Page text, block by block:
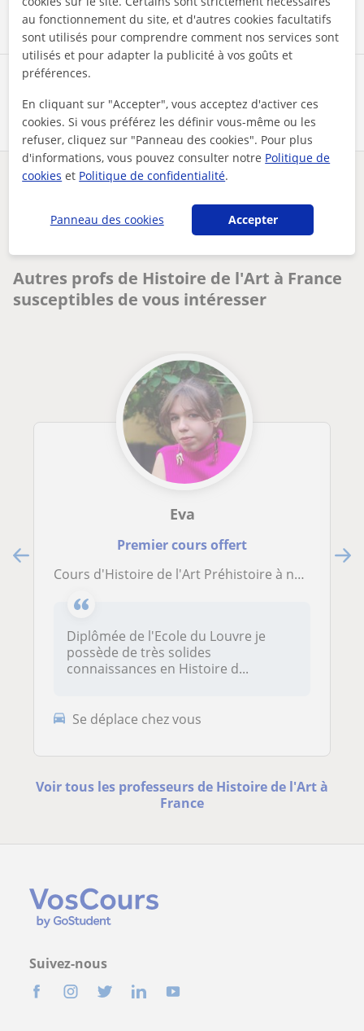
Partagez ce professeur
Des problèmes avec ce profil ?Signalez-le
Vos cours particuliers
Histoire de l'Art
Autres profs de Histoire de l'Art à France
susceptibles de vous intéresser
Eva
Premier cours offert
Cours d'Histoire de l'Art Préhistoire à nos jours. Spécialité temps modernes et études post coloniales
Diplômée de l'Ecole du Louvre je
possède de très solides
connaissances en Histoire d...
Se déplace chez vous
Voir tous les professeurs de Histoire de l'Art à
France
Suivez-nous
au fonctionnement du site, et d'autres cookies facultatifs
sont utilisés pour comprendre comment nos services sont
utilisés et pour adapter la publicité à vos goûts et
préférences.
En cliquant sur "Accepter", vous acceptez d'activer ces
cookies. Si vous préférez les définir vous-même ou les
refuser, cliquez sur "Panneau des cookies". Pour plus
d'informations, vous pouvez consulter notre Politique de
cookies et Politique de confidentialité.
Panneau des cookies Accepter